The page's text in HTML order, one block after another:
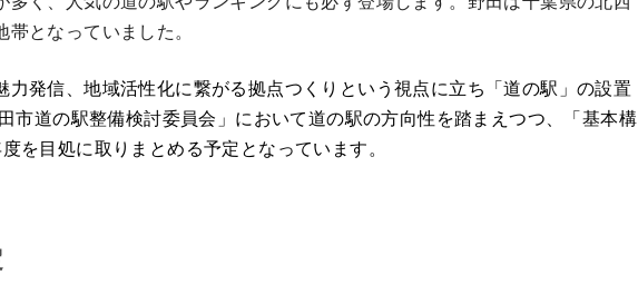
となっていました。
発信、地域活性化に繋がる拠点つくりという視点に立ち「道の駅」の設置
市道の駅整備検討委員会」において道の駅の方向性を踏まえつつ、「基本構
を目処に取りまとめる予定となっています。